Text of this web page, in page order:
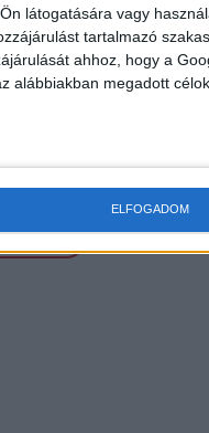
látogatására vagy
tartalmazó
ahhoz, hogy a
alábbiakban megadott
ELFOGADOM